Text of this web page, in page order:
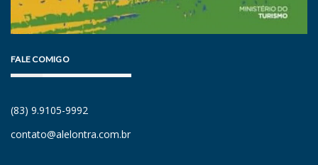
FALE COMIGO
(83) 9.9105-9992
contato@alelontra.com.br